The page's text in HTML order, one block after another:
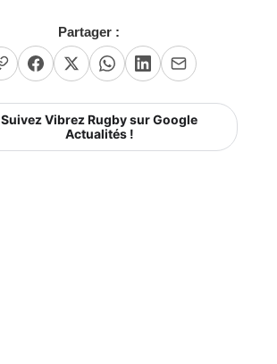
Partager :
Suivez Vibrez Rugby sur Google
Actualités !